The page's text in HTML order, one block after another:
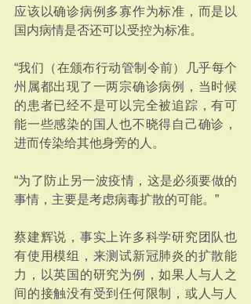
应该以确诊病例多寡作为标准，而是以
国内病情是否还可以受控为标准。
“我们（在颁布行动管制令前）几乎每个
州属都出现了一两宗确诊病例，当时候
的患者已经不是可以完全被追踪，有可
能一些感染的国人也不晓得自己确诊，
进而传染给其他身旁的人。
“为了防止另一波疫情，这是必须要做的
事情，主要是考虑病毒扩散的可能。”
蔡建辉说，事实上许多科学研究团队也
有使用模组，来测试新冠肺炎的扩散能
力，以英国的研究为例，如果人与人之
间的接触没有受到任何限制，或人与人